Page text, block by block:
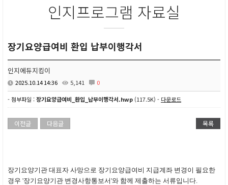
인지프로그램 자료실
장기요양급여비 환입 납부이행각서
인지에듀지킴이
2025.10.14 14:36 5,141 0
- 첨부파일 :장기요양급여비_환입_납부이행각서.hwp (117.5K) - 다운로드
이전글 다음글 목록
장기요양기관 대표자 사망으로 장기요양급여비 지급계좌 변경이 필요한
경우 '장기요양기관 변경사항통보서'와 함께 제출하는 서류입니다.